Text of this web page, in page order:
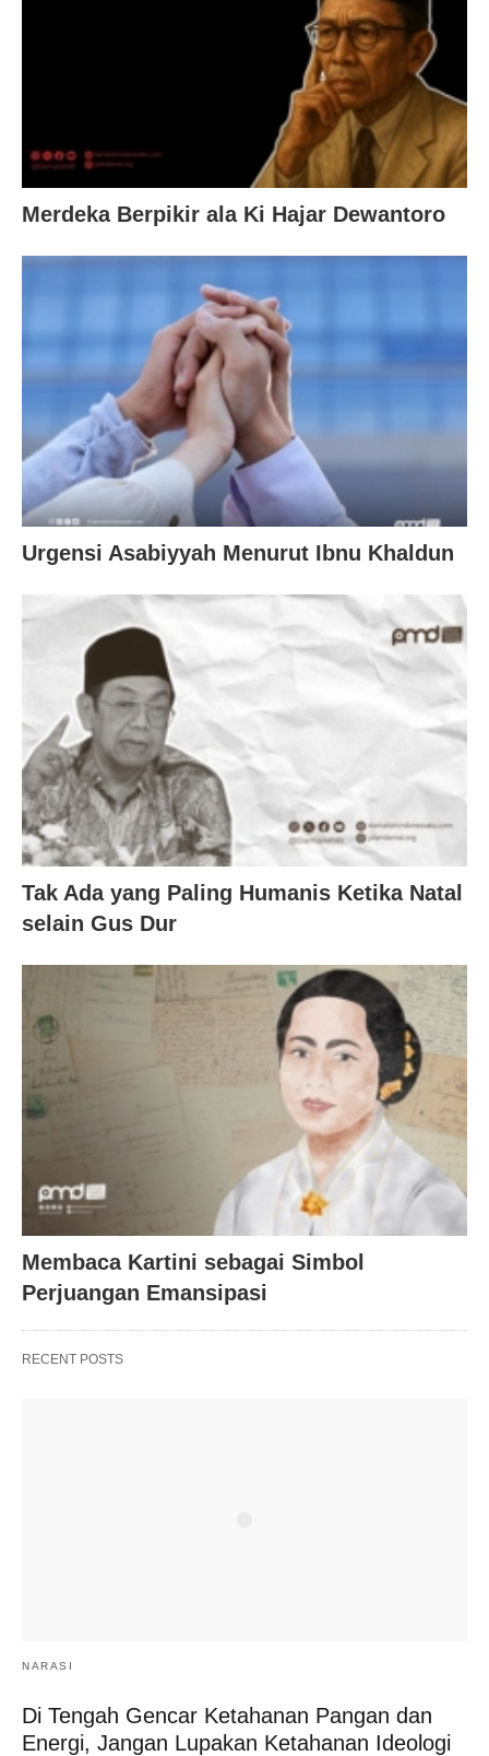
Merdeka Berpikir ala Ki Hajar Dewantoro
Urgensi Asabiyyah Menurut Ibnu Khaldun
Tak Ada yang Paling Humanis Ketika Natal
selain Gus Dur
Membaca Kartini sebagai Simbol
Perjuangan Emansipasi
RECENT POSTS
NARASI
Di Tengah Gencar Ketahanan Pangan dan
Energi, Jangan Lupakan Ketahanan Ideologi